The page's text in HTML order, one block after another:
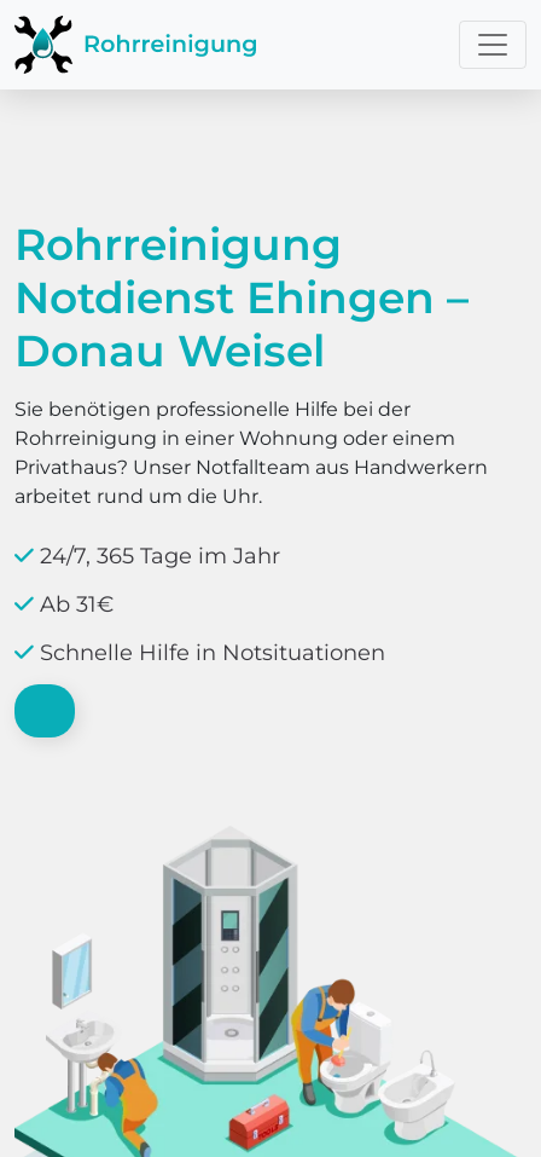
Rohrreinigung
Notdienst Ehingen –
Donau Weisel
Sie benötigen professionelle Hilfe bei der
Rohrreinigung in einer Wohnung oder einem
Privathaus? Unser Notfallteam aus Handwerkern
arbeitet rund um die Uhr.
24/7, 365 Tage im Jahr
Ab 31€
Schnelle Hilfe in Notsituationen